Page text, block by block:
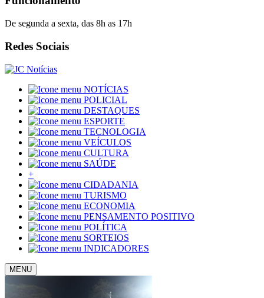
De segunda a sexta, das 8h as 17h
Redes Sociais
NOTÍCIAS
POLICIAL
DESTAQUES
ESPORTE
TECNOLOGIA
VEÍCULOS
CULTURA
SAÚDE
+
CIDADANIA
TURISMO
ECONOMIA
PENSAMENTO POSITIVO
POLÍTICA
SORTEIOS
INDICADORES
MENU